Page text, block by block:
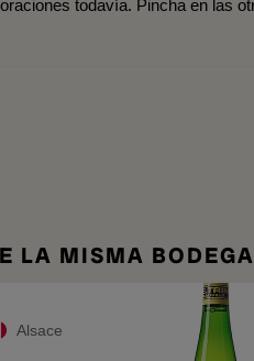
todavía. Pincha en las
LA MISMA BODEGA
Alsace